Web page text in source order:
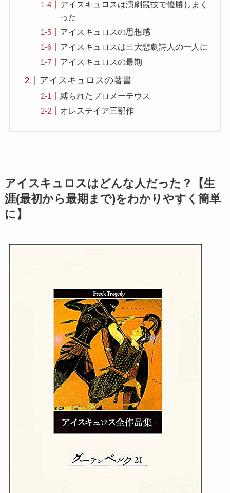
アイスキュロスは演劇競技で優勝しまく
った
アイスキュロスの思想感
アイスキュロスは三大悲劇詩人の一人に
アイスキュロスの最期
アイスキュロスの著書
縛られたプロメーテウス
オレステイア三部作
アイスキュロスはどんな人だった？【生
涯(最初から最期まで)をわかりやすく簡単
に】